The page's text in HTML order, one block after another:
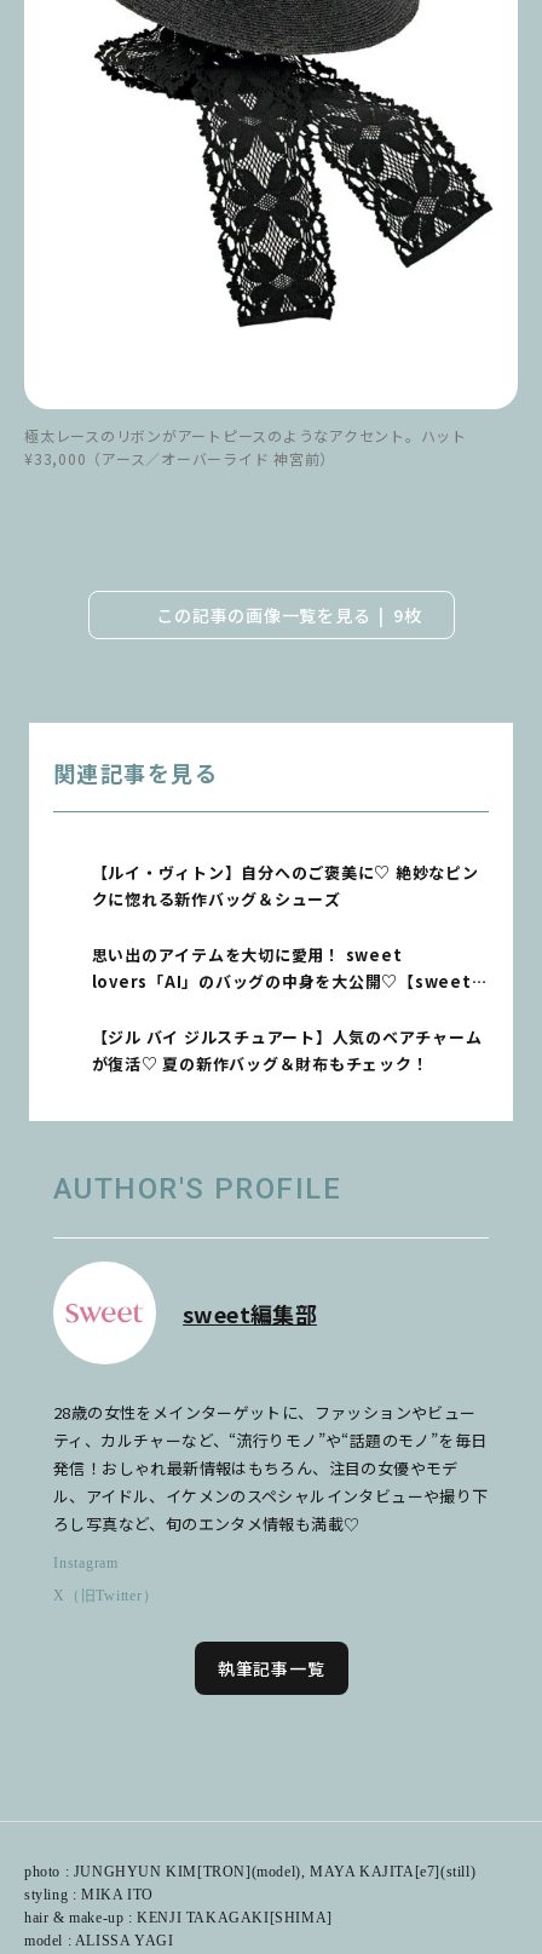
極太レースのリボンがアートピースのようなアクセント。ハット
¥33,000（アース／オーバーライド 神宮前）
この記事の画像一覧を見る 9枚
関連記事を見る
【ルイ・ヴィトン】自分へのご褒美に♡ 絶妙なピン
クに惚れる新作バッグ＆シューズ
思い出のアイテムを大切に愛用！ sweet
lovers「AI」のバッグの中身を大公開♡【sweet
【ジル バイ ジルスチュアート】人気のベアチャーム
が復活♡ 夏の新作バッグ＆財布もチェック！
AUTHOR'S PROFILE
sweet編集部
28歳の女性をメインターゲットに、ファッションやビュー
ティ、カルチャーなど、“流行りモノ”や“話題のモノ”を毎日
発信！おしゃれ最新情報はもちろん、注目の女優やモデ
ル、アイドル、イケメンのスペシャルインタビューや撮り下
ろし写真など、旬のエンタメ情報も満載♡
Instagram
X（旧Twitter）
執筆記事一覧
photo : JUNGHYUN KIM[TRON](model), MAYA KAJITA[e7](still)
styling : MIKA ITO
hair & make-up : KENJI TAKAGAKI[SHIMA]
model : ALISSA YAGI